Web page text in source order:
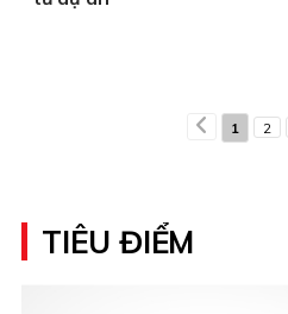
1 2
TIÊU ĐIỂM